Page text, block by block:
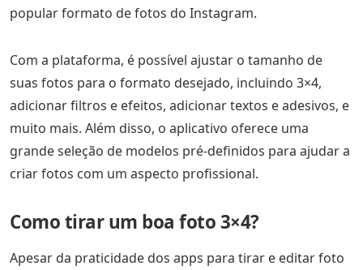
popular formato de fotos do Instagram.
Com a plataforma, é possível ajustar o tamanho de
suas fotos para o formato desejado, incluindo 3×4,
adicionar filtros e efeitos, adicionar textos e adesivos, e
muito mais. Além disso, o aplicativo oferece uma
grande seleção de modelos pré-definidos para ajudar a
criar fotos com um aspecto profissional.
Como tirar um boa foto 3×4?
Apesar da praticidade dos apps para tirar e editar foto